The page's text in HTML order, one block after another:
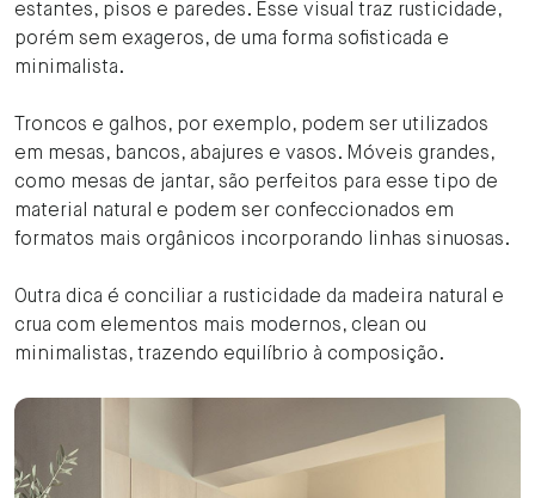
estantes, pisos e paredes. Esse visual traz rusticidade,
porém sem exageros, de uma forma sofisticada e
minimalista.
Troncos e galhos, por exemplo, podem ser utilizados
em mesas, bancos, abajures e vasos. Móveis grandes,
como mesas de jantar, são perfeitos para esse tipo de
material natural e podem ser confeccionados em
formatos mais orgânicos incorporando linhas sinuosas.
Outra dica é conciliar a rusticidade da madeira natural e
crua com elementos mais modernos, clean ou
minimalistas, trazendo equilíbrio à composição.